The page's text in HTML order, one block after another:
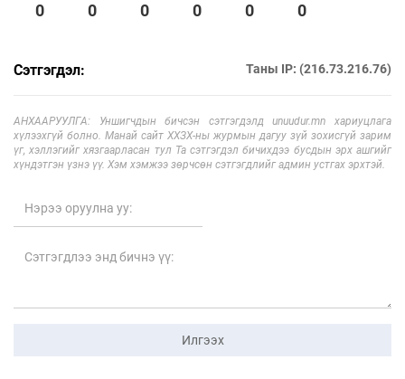
0 0 0 0 0 0
Сэтгэгдэл: Таны IP: (216.73.216.76)
АНХААРУУЛГА: Уншигчдын бичсэн сэтгэгдэлд unuudur.mn хариуцлага
хүлээхгүй болно. Манай сайт ХХЗХ-ны журмын дагуу зүй зохисгүй зарим
үг, хэллэгийг хязгаарласан тул Та сэтгэгдэл бичихдээ бусдын эрх ашгийг
хүндэтгэн үзнэ үү. Хэм хэмжээ зөрчсөн сэтгэгдлийг админ устгах эрхтэй.
Илгээх